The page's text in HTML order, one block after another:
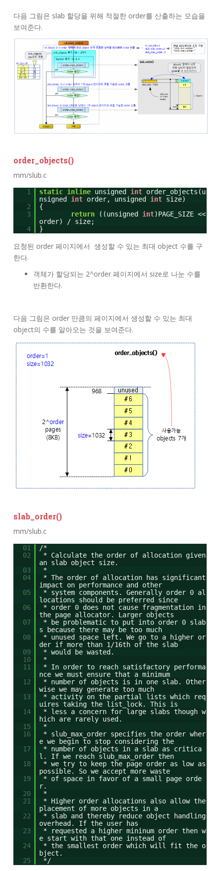
다음 그림은 slab 할당을 위해 적절한 order를 산출하는 모습을
보여준다.
order_objects()
mm/slub.c
1 static inline unsigned int order_objects(u
nsigned int order, unsigned int size)
2
{
3
return ((unsigned int)PAGE_SIZE <<
order) / size;
4
}
요청된 order 페이지에서 생성할 수 있는 최대 object 수를 구
한다.
객체가 할당되는 2^order 페이지에서 size로 나눈 수를
반환한다.
다음 그림은 order 만큼의 페이지에서 생성할 수 있는 최대
object의 수를 알아오는 것을 보여준다.
slab_order()
mm/slub.c
01
/*
02
* Calculate the order of allocation given
an slab object size.
03
*
04
* The order of allocation has significant
impact on performance and other
05
* system components. Generally order 0 al
locations should be preferred since
06
* order 0 does not cause fragmentation in
the page allocator. Larger objects
07
* be problematic to put into order 0 slab
s because there may be too much
08
* unused space left. We go to a higher or
der if more than 1/16th of the slab
09
* would be wasted.
10
*
11
* In order to reach satisfactory performa
nce we must ensure that a minimum
12
* number of objects is in one slab. Other
wise we may generate too much
13
* activity on the partial lists which req
uires taking the list_lock. This is
14
* less a concern for large slabs though w
hich are rarely used.
15
*
16
* slub_max_order specifies the order wher
e we begin to stop considering the
17
* number of objects in a slab as critica
l. If we reach slub_max_order then
18
* we try to keep the page order as low as
possible. So we accept more waste
19
* of space in favor of a small page orde
r.
20
*
21
* Higher order allocations also allow the
placement of more objects in a
22
* slab and thereby reduce object handling
overhead. If the user has
23
* requested a higher mininum order then w
e start with that one instead of
24
* the smallest order which will fit the o
bject.
25
*/